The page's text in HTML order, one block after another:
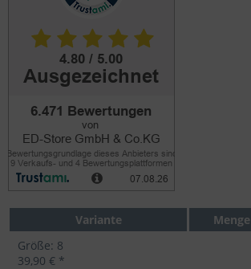
Variante
Menge
Größe: 8
39,90 € *